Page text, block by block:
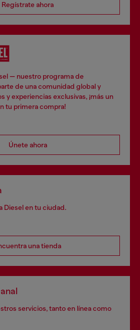
Regístrate ahora
— nuestro programa de
de una comunidad global y
y experiencias exclusivas, ¡más un
tu primera compra!
Únete ahora
Diesel en tu ciudad.
una tienda
servicios, tanto en línea como